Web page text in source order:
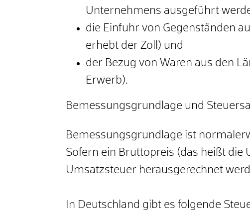
Unternehmens ausgeführt
die Einfuhr von Gegenständen
erhebt der Zoll) und
der Bezug von Waren aus den
Erwerb).
Bemessungsgrundlage und
Bemessungsgrundlage ist
Sofern ein Bruttopreis (das heißt
Umsatzsteuer herausgerechnet
In Deutschland gibt es folgende